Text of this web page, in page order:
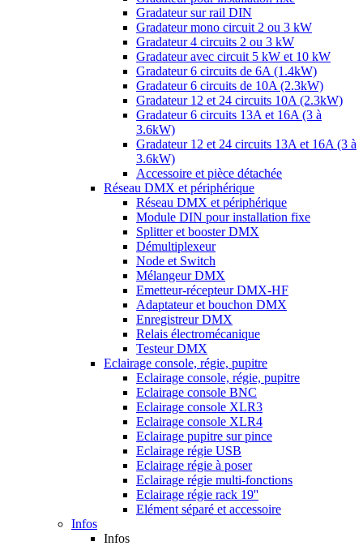
Gradateur sur rail DIN
Gradateur mono circuit 2 ou 3 kW
Gradateur 4 circuits 2 ou 3 kW
Gradateur avec circuit 5 kW et 10 kW
Gradateur 6 circuits de 6A (1.4kW)
Gradateur 6 circuits de 10A (2.3kW)
Gradateur 12 et 24 circuits 10A (2.3kW)
Gradateur 6 circuits 13A et 16A (3 à
3.6kW)
Gradateur 12 et 24 circuits 13A et 16A (3 à
3.6kW)
Accessoire et pièce détachée
Réseau DMX et périphérique
Réseau DMX et périphérique
Module DIN pour installation fixe
Splitter et booster DMX
Démultiplexeur
Node et Switch
Mélangeur DMX
Emetteur-récepteur DMX-HF
Adaptateur et bouchon DMX
Enregistreur DMX
Relais électromécanique
Testeur DMX
Eclairage console, régie, pupitre
Eclairage console, régie, pupitre
Eclairage console BNC
Eclairage console XLR3
Eclairage console XLR4
Eclairage pupitre sur pince
Eclairage régie USB
Eclairage régie à poser
Eclairage régie multi-fonctions
Eclairage régie rack 19''
Elément séparé et accessoire
Infos
Infos